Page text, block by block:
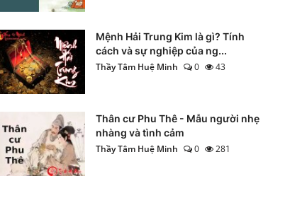
Mệnh Hải Trung Kim là gì? Tính
cách và sự nghiệp của ng...
Thầy Tâm Huệ Minh
0 43
Thân cư Phu Thê - Mẫu người nhẹ
nhàng và tình cảm
Thầy Tâm Huệ Minh
0 281